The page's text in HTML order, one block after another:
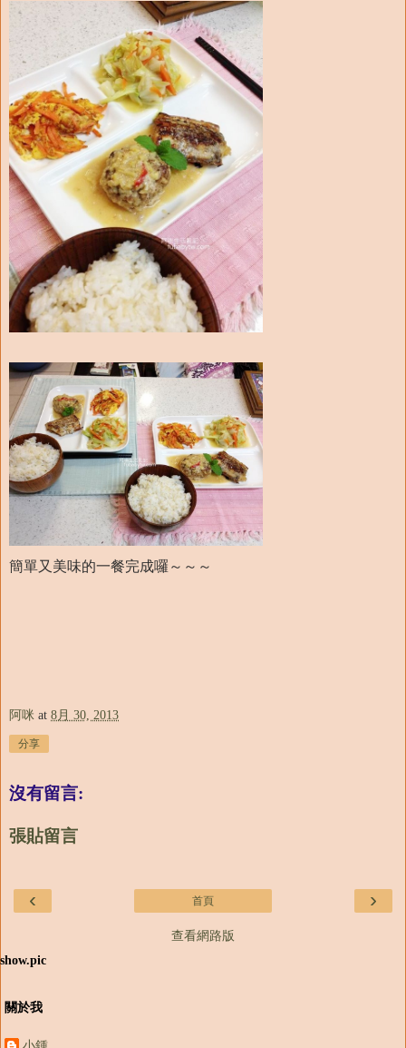
簡單又美味的一餐完成囉～～～
阿咪 at 8月 30, 2013
分享
沒有留言:
張貼留言
‹ ›
首頁
查看網路版
show.pic
關於我